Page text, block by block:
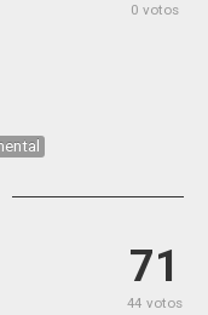
0 votos
71
44 votos